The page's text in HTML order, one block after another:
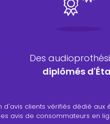
Des
diplômés
d'avis clients vérifiés dédié
avis de consommateurs en